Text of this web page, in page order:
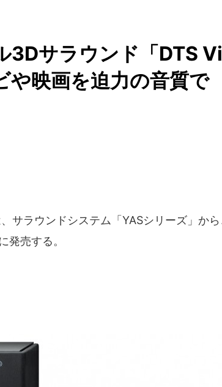
3Dサラウンド「DTS
映画を迫力の音質で
サラウンドシステム「YASシリーズ」か
発売する。